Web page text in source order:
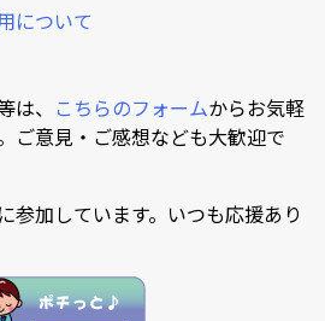
について
は、 こちらのフォームからお気軽
ご意見・ご感想なども大歓迎で
参加しています。いつも応援あり